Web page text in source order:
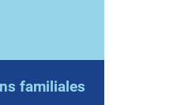
familiales